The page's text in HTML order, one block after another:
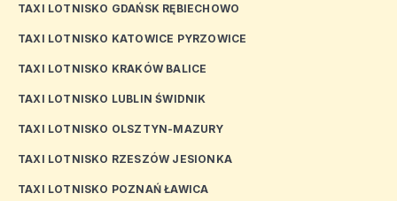
TAXI LOTNISKO GDAŃSK RĘBIECHOWO
TAXI LOTNISKO KATOWICE PYRZOWICE
TAXI LOTNISKO KRAKÓW BALICE
TAXI LOTNISKO LUBLIN ŚWIDNIK
TAXI LOTNISKO OLSZTYN-MAZURY
TAXI LOTNISKO RZESZÓW JESIONKA
TAXI LOTNISKO POZNAŃ ŁAWICA